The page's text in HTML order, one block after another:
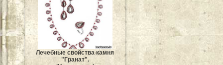
Лечебные свойства камня
"Гранат".